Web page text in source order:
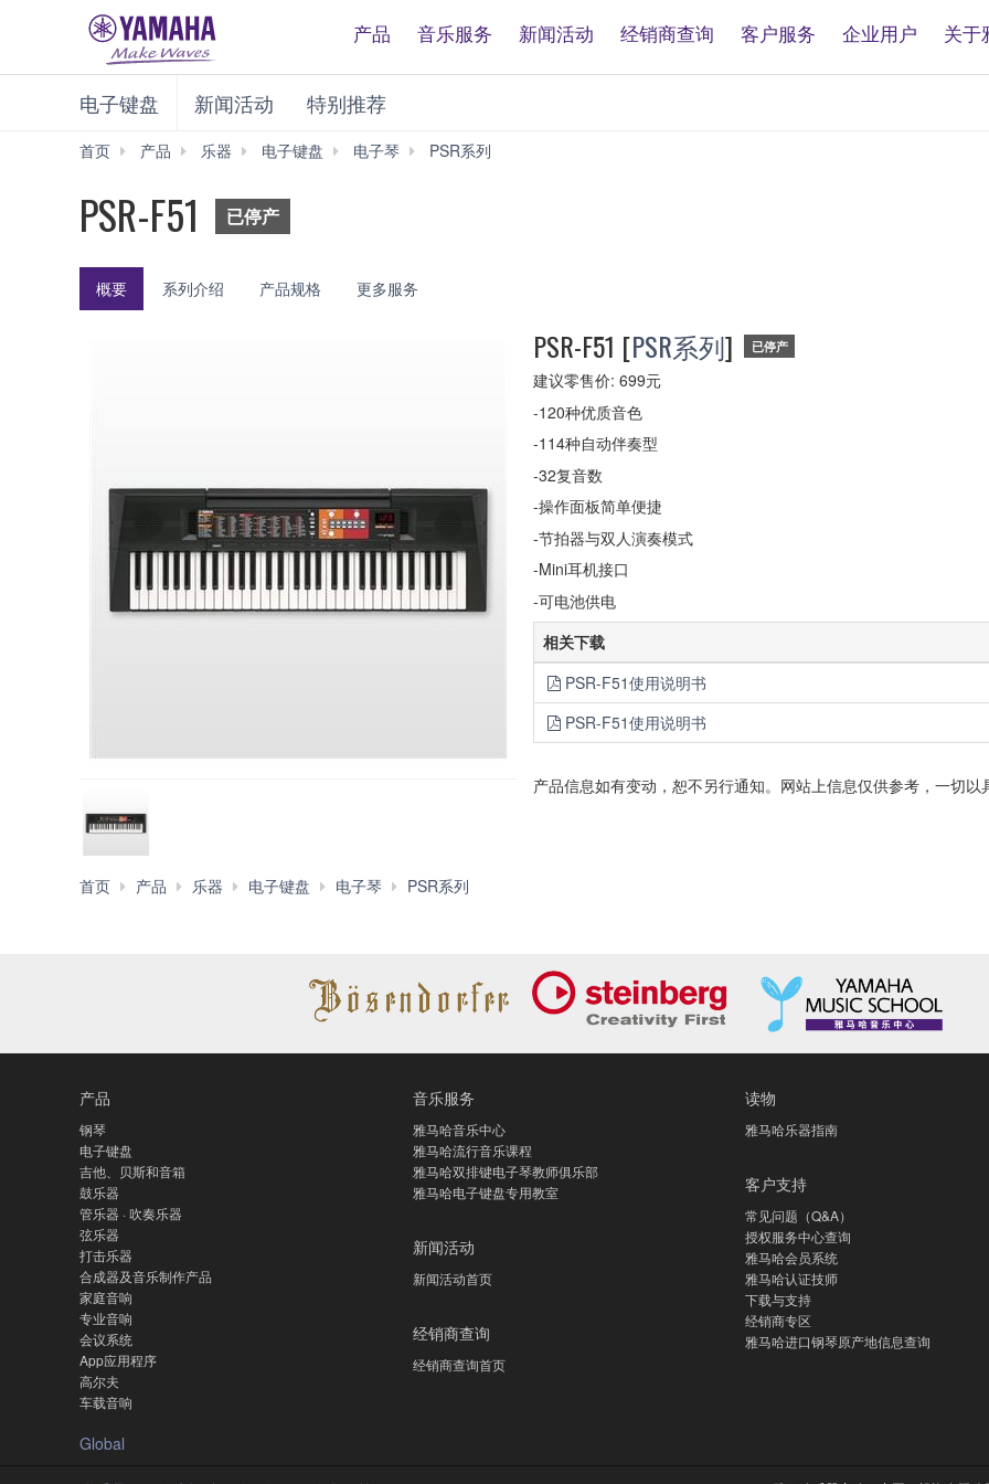
产品 音乐服务 新闻活动 经销商查询 客户服务 企业用户 关于
电子键盘 新闻活动 特别推荐
首页 产品 乐器 电子键盘 电子琴
PSR系列
PSR-F51 已停产
概要 系列介绍 产品规格 更多服务
PSR-F51 [PSR系列] 已停产
建议零售价: 699元
-120种优质音色
-114种自动伴奏型
-32复音数
-操作面板简单便捷
-节拍器与双人演奏模式
-Mini耳机接口
-可电池供电
相关下载
PSR-F51使用说明书
PSR-F51使用说明书
产品信息如有变动，恕不另行通知。网站上信息仅供参考，一切以
首页 产品 乐器 电子键盘 电子琴
PSR系列
产品
钢琴
电子键盘
吉他、贝斯和音箱
鼓乐器
管乐器 · 吹奏乐器
弦乐器
打击乐器
合成器及音乐制作产品
家庭音响
专业音响
会议系统
App应用程序
高尔夫
车载音响
音乐服务
雅马哈音乐中心
雅马哈流行音乐课程
雅马哈双排键电子琴教师俱乐部
雅马哈电子键盘专用教室
新闻活动
新闻活动首页
经销商查询
经销商查询首页
读物
雅马哈乐器指南
客户支持
常见问题（Q&A）
授权服务中心查询
雅马哈会员系统
雅马哈认证技师
下载与支持
经销商专区
雅马哈进口钢琴原产地信息查询
Global